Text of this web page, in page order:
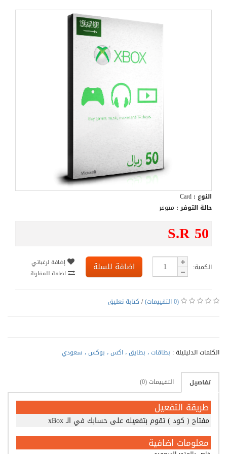
النوع :
حالة التوفر : متوفر
S.R 50
الكمية: اضافة للسلة
إضافة لرغباتي
اضافة للمقارنة
(0 التقييمات) / كتابة تعليق
الكلمات الدليليلة : بطاقات ، بطايق ، اكس ، بوكس ، سعودي
تفاصيل التقييمات (0)
طريقة التفعيل
مفتاح ( كود ) تقوم بتفعيله على حسابك في الـ xBox
معلومات اضافية